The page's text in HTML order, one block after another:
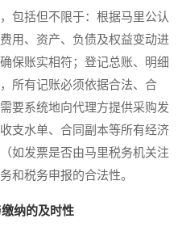
包括但不限于：根据马里公认
用、资产、负债及权益变动进
保账实相符；登记总账、明细
所有记账必须依据合法、合
要系统地向代理方提供采购发
支水单、合同副本等所有经济
如发票是否由马里税务机关注
和税务申报的合法性。
纳的及时性